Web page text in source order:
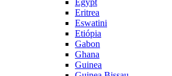
Egypt
Eritrea
Eswatini
Etiópia
Gabon
Ghana
Guinea